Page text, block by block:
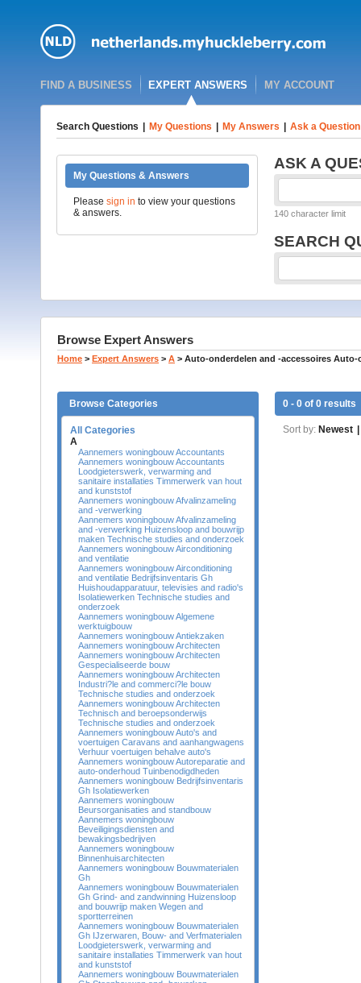
FIND A BUSINESS EXPERT ANSWERS MY ACCOUNT
Search Questions My Questions My Answers Ask a Question
My Questions & Answers
Please sign in to view your questions
& answers.
ASK A
140 character limit
SEARCH
Browse Expert Answers
Home > Expert Answers > A > Auto-onderdelen and -accessoires
Browse Categories
All Categories
A
Aannemers woningbouw Accountants
Aannemers woningbouw Accountants
Loodgieterswerk, verwarming and
sanitaire installaties Timmerwerk van hout
and kunststof
Aannemers woningbouw Afvalinzameling
and -verwerking
Aannemers woningbouw Afvalinzameling
and -verwerking Huizensloop and bouwrijp
maken Technische studies and onderzoek
Aannemers woningbouw Airconditioning
and ventilatie
Aannemers woningbouw Airconditioning
and ventilatie Bedrijfsinventaris Gh
Huishoudapparatuur, televisies and radio's
Isolatiewerken Technische studies and
onderzoek
Aannemers woningbouw Algemene
werktuigbouw
Aannemers woningbouw Antiekzaken
Aannemers woningbouw Architecten
Aannemers woningbouw Architecten
Gespecialiseerde bouw
Aannemers woningbouw Architecten
Industri?le and commerci?le bouw
Technische studies and onderzoek
Aannemers woningbouw Architecten
Technisch and beroepsonderwijs
Technische studies and onderzoek
Aannemers woningbouw Auto's and
voertuigen Caravans and aanhangwagens
Verhuur voertuigen behalve auto's
Aannemers woningbouw Autoreparatie and
auto-onderhoud Tuinbenodigdheden
Aannemers woningbouw Bedrijfsinventaris
Gh Isolatiewerken
Aannemers woningbouw
Beursorganisaties and standbouw
Aannemers woningbouw
Beveiligingsdiensten and
bewakingsbedrijven
Aannemers woningbouw
Binnenhuisarchitecten
Aannemers woningbouw Bouwmaterialen
Gh
Aannemers woningbouw Bouwmaterialen
Gh Grind- and zandwinning Huizensloop
and bouwrijp maken Wegen and
sportterreinen
Aannemers woningbouw Bouwmaterialen
Gh IJzerwaren, Bouw- and Verfmaterialen
Loodgieterswerk, verwarming and
sanitaire installaties Timmerwerk van hout
and kunststof
Aannemers woningbouw Bouwmaterialen
0 - 0 of 0 results
Sort by: Newest